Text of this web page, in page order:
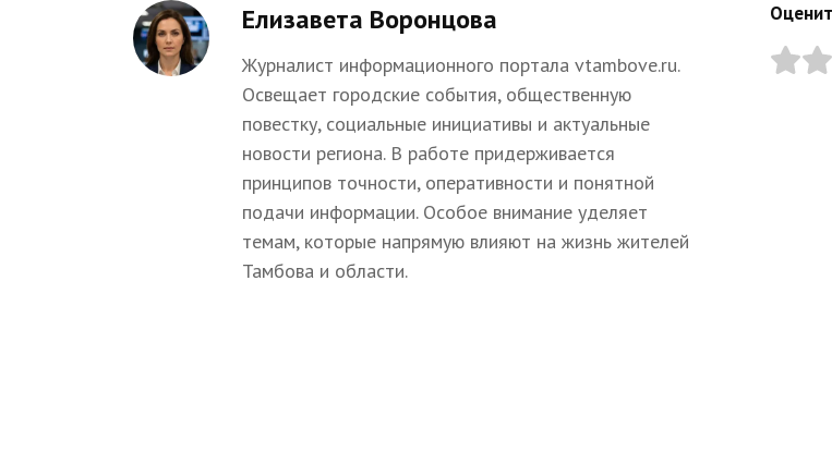
Елизавета Воронцова
Журналист информационного портала vtambove.ru.
Освещает городские события, общественную
повестку, социальные инициативы и актуальные
новости региона. В работе придерживается
принципов точности, оперативности и понятной
подачи информации. Особое внимание уделяет
темам, которые напрямую влияют на жизнь жителей
Тамбова и области.